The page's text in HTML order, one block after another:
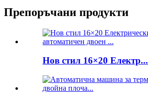
Препоръчани продукти
Нов стил 16×20 Електр...